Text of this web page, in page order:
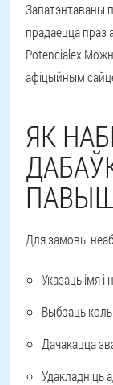
Запатэнтаваны
прадаецца праз
Potencialex
афіцыйным
ЯК
Для замовы
Указаць імя
Выбраць
Дачакацца
Удакладніць